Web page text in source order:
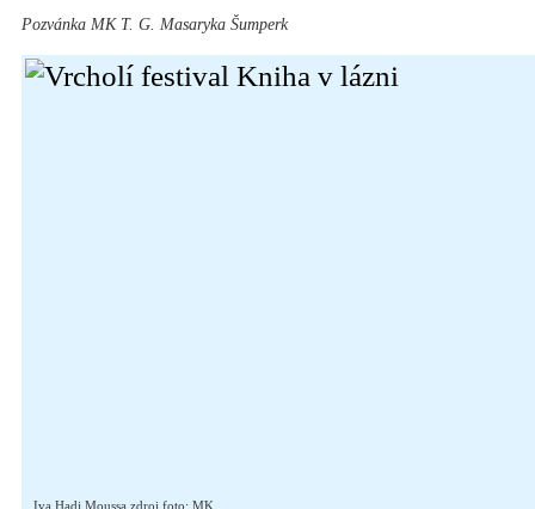
Pozvánka MK T. G. Masaryka Šumperk
Iva Hadj Moussa zdroj foto: MK